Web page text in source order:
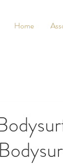
Home